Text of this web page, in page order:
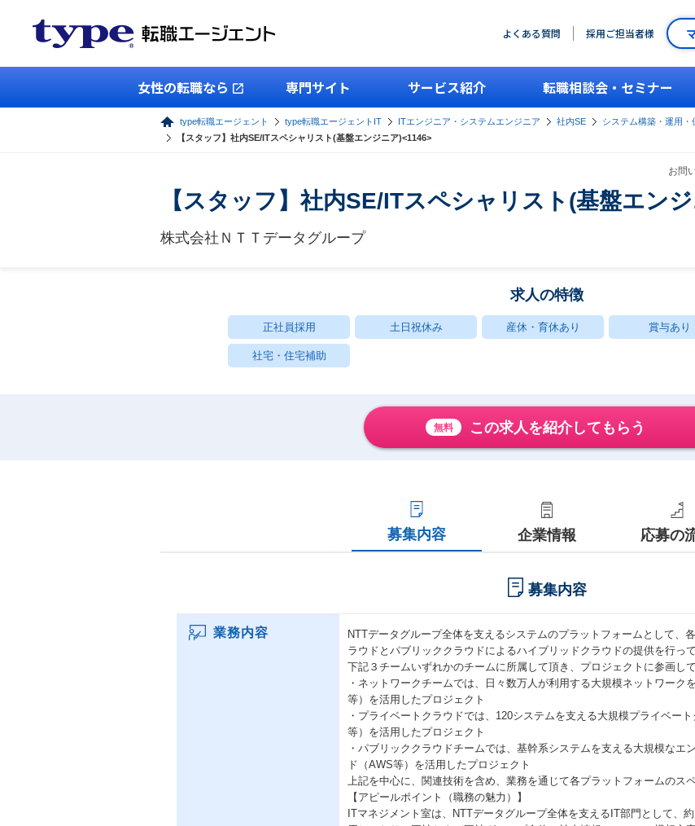
よくある質問 採用ご担当者様
女性の転職なら 専門サイト サービス紹介 転職相談会・セミナー
type転職エージェント type転職エージェントIT ITエンジニア・システムエンジニア 社内SE
システム構築・運用・
【スタッフ】社内SE/ITスペシャリスト(基盤エンジニア)<1146>
お問
【スタッフ】社内SE/ITスペシャリスト(基盤エン
株式会社ＮＴＴデータグループ
求人の特徴
正社員採用 土日祝休み 産休・育休あり 賞与あり
社宅・住宅補助
無料 この求人を紹介してもらう
募集内容 企業情報 応募の
募集内容
業務内容
NTTデータグループ全体を支えるシステムのプラットフォームとして、
ラウドとパブリッククラウドによるハイブリッドクラウドの提供を行って
下記３チームいずれかのチームに所属して頂き、プロジェクトに参画し
・ネットワークチームでは、日々数万人が利用する大規模ネットワーク
等）を活用したプロジェクト
・プライベートクラウドでは、120システムを支える大規模プライベー
等）を活用したプロジェクト
・パブリッククラウドチームでは、基幹系システムを支える大規模なエ
ド（AWS等）を活用したプロジェクト
上記を中心に、関連技術を含め、業務を通じて各プラットフォームのス
【アピールポイント（職務の魅力）】
ITマネジメント室は、NTTデータグループ全体を支えるIT部門として、